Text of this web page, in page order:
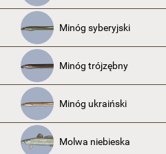
Minóg syberyjski
Minóg trójzębny
Minóg ukraiński
Molwa niebieska